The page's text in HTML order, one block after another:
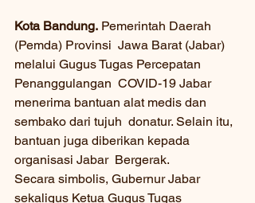
Kota Bandung. Pemerintah Daerah
(Pemda) Provinsi  Jawa Barat (Jabar)
melalui Gugus Tugas Percepatan
Penanggulangan  COVID-19 Jabar
menerima bantuan alat medis dan
sembako dari tujuh  donatur. Selain itu,
bantuan juga diberikan kepada
organisasi Jabar  Bergerak.
Secara simbolis, Gubernur Jabar
sekaligus Ketua Gugus Tugas